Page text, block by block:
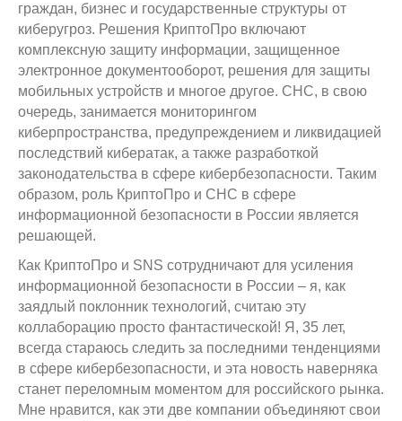
граждан, бизнес и государственные структуры от
киберугроз. Решения КриптоПро включают
комплексную защиту информации, защищенное
электронное документооборот, решения для защиты
мобильных устройств и многое другое. СНС, в свою
очередь, занимается мониторингом
киберпространства, предупреждением и ликвидацией
последствий кибератак, а также разработкой
законодательства в сфере кибербезопасности. Таким
образом, роль КриптоПро и СНС в сфере
информационной безопасности в России является
решающей.
Как КриптоПро и SNS сотрудничают для усиления
информационной безопасности в России – я, как
заядлый поклонник технологий, считаю эту
коллаборацию просто фантастической! Я, 35 лет,
всегда стараюсь следить за последними тенденциями
в сфере кибербезопасности, и эта новость наверняка
станет переломным моментом для российского рынка.
Мне нравится, как эти две компании объединяют свои